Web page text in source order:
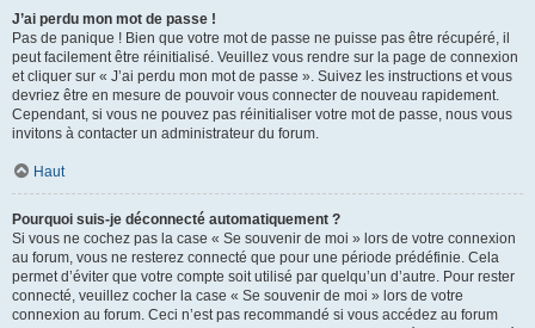
J’ai perdu mon mot de passe !
Pas de panique ! Bien que votre mot de passe ne puisse pas être récupéré, il
peut facilement être réinitialisé. Veuillez vous rendre sur la page de connexion
et cliquer sur « J’ai perdu mon mot de passe ». Suivez les instructions et vous
devriez être en mesure de pouvoir vous connecter de nouveau rapidement.
Cependant, si vous ne pouvez pas réinitialiser votre mot de passe, nous vous
invitons à contacter un administrateur du forum.
Haut
Pourquoi suis-je déconnecté automatiquement ?
Si vous ne cochez pas la case « Se souvenir de moi » lors de votre connexion
au forum, vous ne resterez connecté que pour une période prédéfinie. Cela
permet d’éviter que votre compte soit utilisé par quelqu’un d’autre. Pour rester
connecté, veuillez cocher la case « Se souvenir de moi » lors de votre
connexion au forum. Ceci n’est pas recommandé si vous accédez au forum